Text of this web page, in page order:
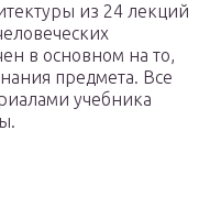
из 24 лекций
в основном на то,
предмета. Все
учебника